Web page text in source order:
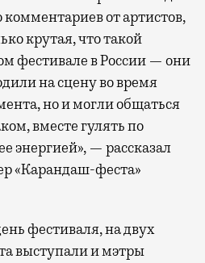
от артистов,
крутая, что такой
фестивале в России — они
на сцену во время
но и могли общаться
вместе гулять по
энергией», — рассказал
«Карандаш-феста»
фестиваля, на двух
выступали и мэтры